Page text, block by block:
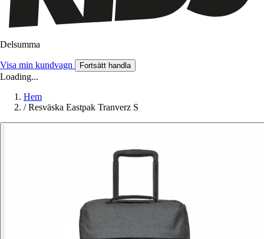
Delsumma
Visa min kundvagn Fortsätt handla
Loading...
Hem
/ Resväska Eastpak Tranverz S